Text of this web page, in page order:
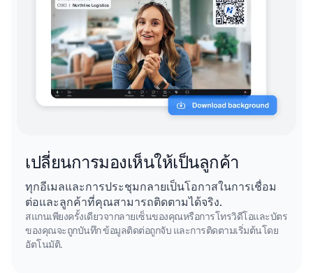
เปลี่ยนการมองเห็นให้เป็นลูกค้า
ทุกอีเมลและการประชุมกลายเป็นโอกาสในการเชื่อม
ต่อและลูกค้าที่คุณสามารถติดตามได้จริง.
สแกนเพียงครั้งเดียวจากลายเซ็นของคุณหรือการโทรวิดีโอและบัตร
ของคุณจะถูกบันทึก ข้อมูลติดต่อถูกจับ และการติดตามเริ่มต้นโดย
อัตโนมัติ.